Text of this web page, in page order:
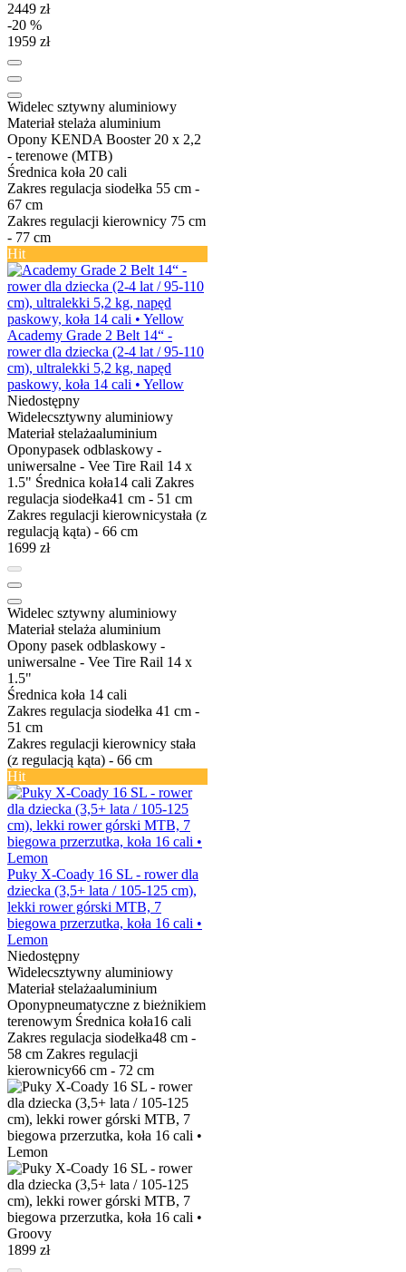
2449 zł
-20 %
1959 zł
Widelec sztywny aluminiowy
Materiał stelaża aluminium
Opony KENDA Booster 20 x 2,2
- terenowe (MTB)
Średnica koła 20 cali
Zakres regulacja siodełka 55 cm -
67 cm
Zakres regulacji kierownicy 75 cm
- 77 cm
Hit
Academy Grade 2 Belt 14“ -
rower dla dziecka (2-4 lat / 95-110
cm), ultralekki 5,2 kg, napęd
paskowy, koła 14 cali • Yellow
Niedostępny
Widelecsztywny aluminiowy
Materiał stelażaaluminium
Oponypasek odblaskowy -
uniwersalne - Vee Tire Rail 14 x
1.5" Średnica koła14 cali Zakres
regulacja siodełka41 cm - 51 cm
Zakres regulacji kierownicystała (z
regulacją kąta) - 66 cm
1699 zł
Widelec sztywny aluminiowy
Materiał stelaża aluminium
Opony pasek odblaskowy -
uniwersalne - Vee Tire Rail 14 x
1.5"
Średnica koła 14 cali
Zakres regulacja siodełka 41 cm -
51 cm
Zakres regulacji kierownicy stała
(z regulacją kąta) - 66 cm
Hit
Puky X-Coady 16 SL - rower dla
dziecka (3,5+ lata / 105-125 cm),
lekki rower górski MTB, 7
biegowa przerzutka, koła 16 cali •
Lemon
Niedostępny
Widelecsztywny aluminiowy
Materiał stelażaaluminium
Oponypneumatyczne z bieżnikiem
terenowym Średnica koła16 cali
Zakres regulacja siodełka48 cm -
58 cm Zakres regulacji
kierownicy66 cm - 72 cm
1899 zł